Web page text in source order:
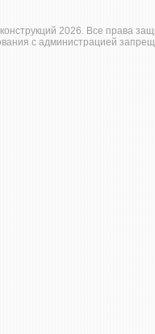
2026. Все права
с администрацией